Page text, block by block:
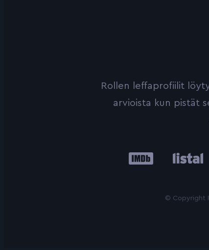
Rollen leffaprofiilit
arvioista kun pistät
IMDb
© Copyright